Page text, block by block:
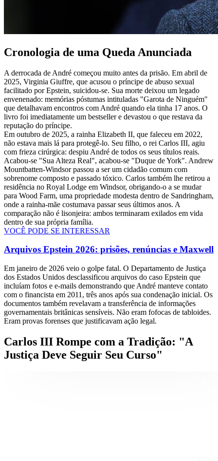
Cronologia de uma Queda Anunciada
A derrocada de André começou muito antes da prisão. Em abril de
2025, Virginia Giuffre, que acusou o príncipe de abuso sexual
facilitado por Epstein, suicidou-se. Sua morte deixou um legado
envenenado: memórias póstumas intituladas "Garota de Ninguém"
que detalhavam encontros com André quando ela tinha 17 anos. O
livro foi imediatamente um bestseller e devastou o que restava da
reputação do príncipe.
Em outubro de 2025, a rainha Elizabeth II, que faleceu em 2022,
não estava mais lá para protegê-lo. Seu filho, o rei Carlos III, agiu
com frieza cirúrgica: despiu André de todos os seus títulos reais.
Acabou-se "Sua Alteza Real", acabou-se "Duque de York". Andrew
Mountbatten-Windsor passou a ser um cidadão comum com
sobrenome composto e passado tóxico. Carlos também lhe retirou a
residência no Royal Lodge em Windsor, obrigando-o a se mudar
para Wood Farm, uma propriedade modesta dentro de Sandringham,
onde a rainha-mãe costumava passar seus últimos anos. A
comparação não é lisonjeira: ambos terminaram exilados em vida
dentro de sua própria família.
VOCÊ PODE SE INTERESSAR
Arquivos Epstein 2026: prisões, renúncias e Maxwell
Em janeiro de 2026 veio o golpe fatal. O Departamento de Justiça
dos Estados Unidos desclassificou arquivos do caso Epstein que
incluíam fotos e e-mails demonstrando que André manteve contato
com o financista em 2011, três anos após sua condenação inicial. Os
documentos também revelavam a transferência de informações
governamentais britânicas sensíveis. Não eram fofocas de tabloides.
Eram provas forenses que justificavam ação legal.
Carlos III Rompe com a Tradição: "A
Justiça Deve Seguir Seu Curso"